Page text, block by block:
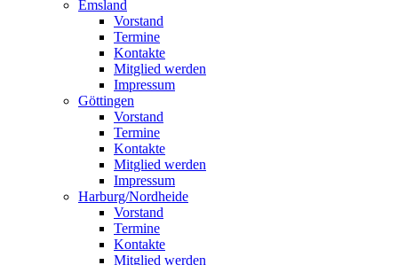
Emsland
Vorstand
Termine
Kontakte
Mitglied werden
Impressum
Göttingen
Vorstand
Termine
Kontakte
Mitglied werden
Impressum
Harburg/Nordheide
Vorstand
Termine
Kontakte
Mitglied werden